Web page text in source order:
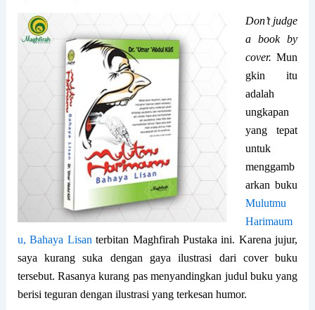
Don’t judge
a book by
cover.Mun
gkin itu
adalah
ungkapan
yang tepat
untuk
menggamb
arkan buku
Mulutmu
Harimaum
u, Bahaya Lisan terbitan Maghfirah Pustaka ini. Karena jujur,
saya kurang suka dengan gaya ilustrasi dari cover buku
tersebut. Rasanya kurang pas menyandingkan judul buku yang
berisi teguran dengan ilustrasi yang terkesan humor.